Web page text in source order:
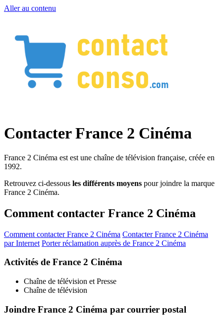
Aller au contenu
Contacter France 2 Cinéma
France 2 Cinéma est est une chaîne de télévision française, créée en
1992.
Retrouvez ci-dessous les différents moyens pour joindre la marque
France 2 Cinéma.
Comment contacter France 2 Cinéma
Comment contacter France 2 Cinéma Contacter France 2 Cinéma
par Internet Porter réclamation auprès de France 2 Cinéma
Activités de France 2 Cinéma
Chaîne de télévision et Presse
Chaîne de télévision
Joindre France 2 Cinéma par courrier postal